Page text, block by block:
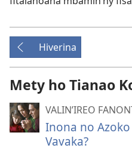
Hiverina
Mety ho Tianao
VALIN’IREO
Inona no
Vavaka?